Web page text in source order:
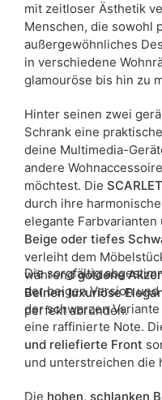
Liefertermin:
Aufgrund des
Materialeigenschaften
mit zeitloser Ästhetik
Menschen, die sowohl
außergewöhnliches
in verschiedene
glamouröse bis hin zu
Hinter seinen zwei
Schrank eine
deine Multimedia-
andere
möchtest. Die
durch ihre
elegante
Beige oder tiefes
verleiht dem
währendgoldene
Beinen luxuriöse
perfekt abrunden.
Die sorgfältig
der beigen Version
der schwarzen
eine raffinierte Note.
und reliefierte Front
und unterstreichen die
Die hohen, schlanken